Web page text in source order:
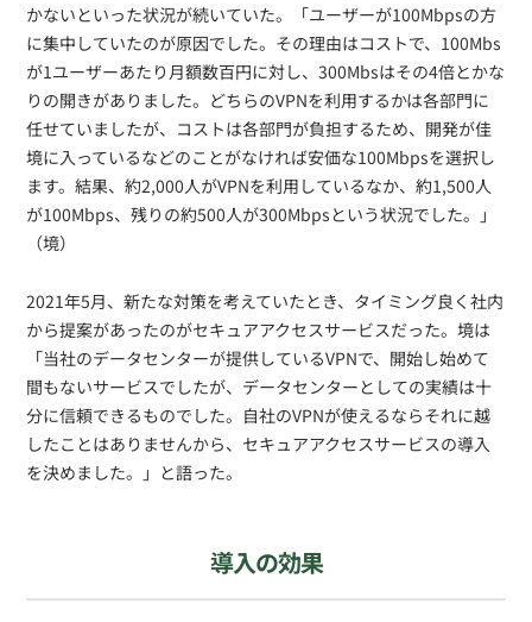
かないといった状況が続いていた。「ユーザーが100Mbpsの方
に集中していたのが原因でした。その理由はコストで、100Mbs
が1ユーザーあたり月額数百円に対し、300Mbsはその4倍とかな
りの開きがありました。どちらのVPNを利用するかは各部門に
任せていましたが、コストは各部門が負担するため、開発が佳
境に入っているなどのことがなければ安価な100Mbpsを選択し
ます。結果、約2,000人がVPNを利用しているなか、約1,500人
が100Mbps、残りの約500人が300Mbpsという状況でした。」
（境）
2021年5月、新たな対策を考えていたとき、タイミング良く社内
から提案があったのがセキュアアクセスサービスだった。境は
「当社のデータセンターが提供しているVPNで、開始し始めて
間もないサービスでしたが、データセンターとしての実績は十
分に信頼できるものでした。自社のVPNが使えるならそれに越
したことはありませんから、セキュアアクセスサービスの導入
を決めました。」と語った。
導入の効果